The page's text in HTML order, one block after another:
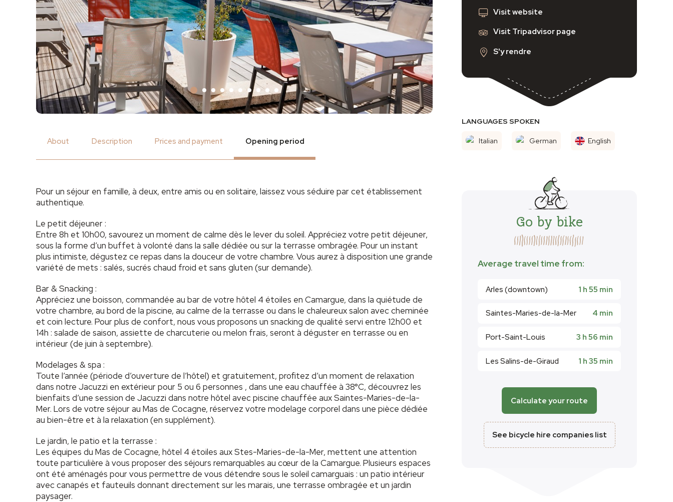
About Description Prices and payment Opening period
Pour un séjour en famille, à deux, entre amis ou en solitaire, laissez vous séduire par cet établissement
authentique.
Le petit déjeuner :
Entre 8h et 10h00, savourez un moment de calme dès le lever du soleil. Appréciez votre petit déjeuner,
sous la forme d’un buffet à volonté dans la salle dédiée ou sur la terrasse ombragée. Pour un instant
plus intimiste, dégustez ce repas dans la douceur de votre chambre. Vous aurez à disposition une grande
variété de mets : salés, sucrés chaud froid et sans gluten (sur demande).
Bar & Snacking :
Appréciez une boisson, commandée au bar de votre hôtel 4 étoiles en Camargue, dans la quiétude de
votre chambre, au bord de la piscine, au calme de la terrasse ou dans le chaleureux salon avec cheminée
et coin lecture. Pour plus de confort, nous vous proposons un snacking de qualité servi entre 12h00 et
14h : salade de saison, assiette de charcuterie ou melon frais, seront à déguster en terrasse ou en
intérieur (de juin à septembre).
Modelages & spa :
Toute l’année (période d’ouverture de l’hôtel) et gratuitement, profitez d’un moment de relaxation
dans notre Jacuzzi en extérieur pour 5 ou 6 personnes , dans une eau chauffée à 38°C, découvrez les
bienfaits d’une session de Jacuzzi dans notre hôtel avec piscine chauffée aux Saintes-Maries-de-la-
Mer. Lors de votre séjour au Mas de Cocagne, réservez votre modelage corporel dans une pièce dédiée
au bien-être et à la relaxation (en supplément).
Le jardin, le patio et la terrasse :
Les équipes du Mas de Cocagne, hôtel 4 étoiles aux Stes-Maries-de-la-Mer, mettent une attention
toute particulière à vous proposer des séjours remarquables au cœur de la Camargue. Plusieurs espaces
ont été aménagés pour vous permettre de vous détendre sous le soleil camarguais : un patio intérieur
avec canapés et fauteuils donnant directement sur les marais, une terrasse ombragée et un jardin
paysager.
Visit website
Visit Tripadvisor page
S'y rendre
LANGUAGES SPOKEN
Italian German English
Go by bike
Average travel time from:
Arles (downtown) 1 h 55 min
Saintes-Maries-de-la-Mer 4 min
Port-Saint-Louis 3 h 56 min
Les Salins-de-Giraud 1 h 35 min
Calculate your route
See bicycle hire companies list